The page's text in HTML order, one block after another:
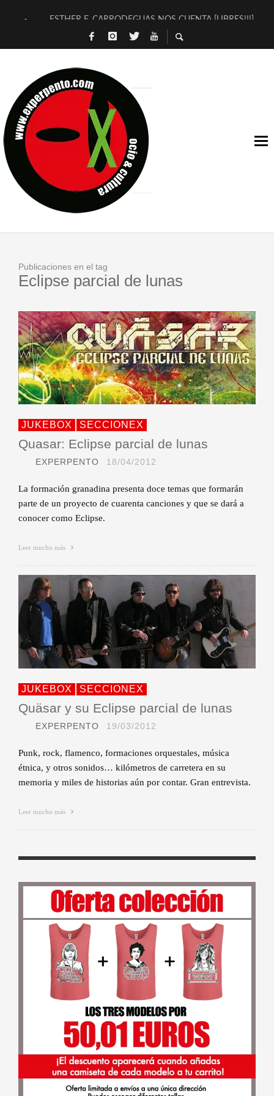
ESTHER F. CARRODEGUAS NOS CUENTA [LIBRES!!!]
[TERRA DE GUAPES] DE SANDRA MONFORT
TIMBRE 4, LA ESCUELA DEL DIRECTOR TEATRAL CLAUDIO
30 AÑOS (NO ES NADA) DE LA KATARSIS DEL TOMATAZO
MILITARES JUDÍAS EN #EXVITA
D’BALDOMEROS REINVENTAN [BITÁCORA 3.0] EN EXVITA
MARSHALL FLASH PRESENTA EN EXVITA [RELATIVA
JOFRE BARDAGÍ EN EXVITA INTERPRETANDO A SERRAT
Publicaciones en el tag
Eclipse parcial de lunas
JUKEBOX SECCIONEX
Quasar: Eclipse parcial de lunas
EXPERPENTO 18/04/2012
La formación granadina presenta doce temas que formarán
parte de un proyecto de cuarenta canciones y que se dará a
conocer como Eclipse.
Leer mucho más
JUKEBOX SECCIONEX
Quäsar y su Eclipse parcial de lunas
EXPERPENTO 19/03/2012
Punk, rock, flamenco, formaciones orquestales, música
étnica, y otros sonidos… kilómetros de carretera en su
memoria y miles de historias aún por contar. Gran entrevista.
Leer mucho más